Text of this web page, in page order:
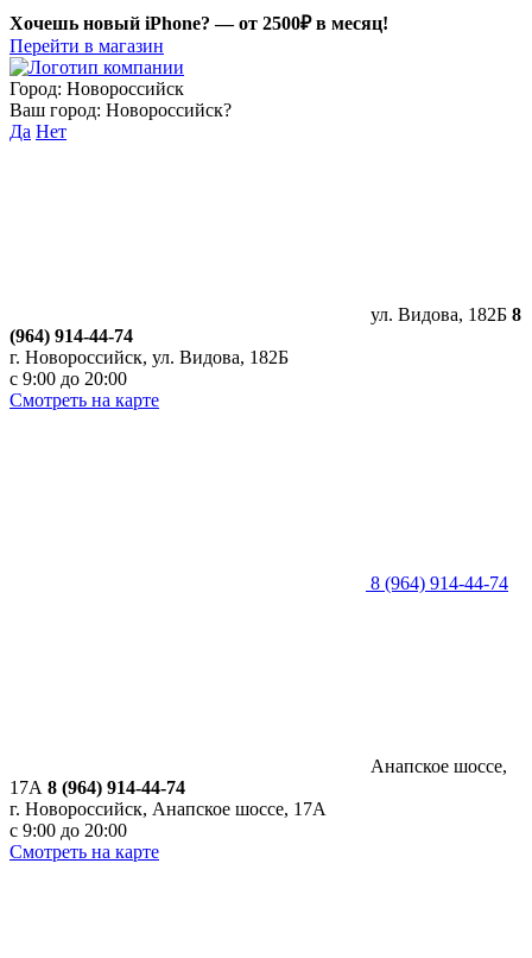
Хочешь новый iPhone? —от 2500₽ в месяц!
Перейти в магазин
Город: Новороссийск
Ваш город: Новороссийск?
Да Нет
ул. Видова, 182Б 8
(964) 914-44-74
г. Новороссийск, ул. Видова, 182Б
с 9:00 до 20:00
Смотреть на карте
8 (964) 914-44-74
Анапское шоссе,
17А 8 (964) 914-44-74
г. Новороссийск, Анапское шоссе, 17А
с 9:00 до 20:00
Смотреть на карте